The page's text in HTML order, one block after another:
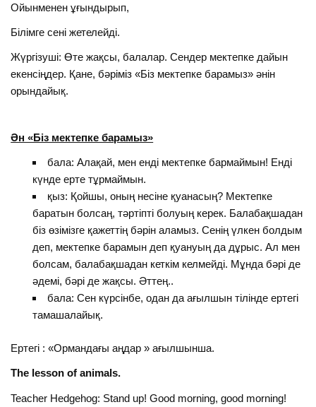
Ойынменен ұғындырып,
Білімге сені жетелейді.
Жүргізуші: Өте жақсы, балалар. Сендер мектепке дайын
екенсіңдер. Қане, бәріміз «Біз мектепке барамыз» әнін
орындайық.
Ән «Біз мектепке барамыз»
бала: Алақай, мен енді мектепке бармаймын! Енді
күнде ерте тұрмаймын.
қыз: Қойшы, оның несіне қуанасың? Мектепке
баратын болсаң, тәртіпті болуың керек. Балабақшадан
біз өзімізге қажеттің бәрін аламыз. Сенің үлкен болдым
деп, мектепке барамын деп қуануың да дұрыс. Ал мен
болсам, балабақшадан кеткім келмейді. Мұнда бәрі де
әдемі, бәрі де жақсы. Әттең..
бала: Сен күрсінбе, одан да ағылшын тілінде ертегі
тамашалайық.
Ертегі : «Ормандағы аңдар » ағылшынша.
The lesson of animals.
Teacher Hedgehog: Stand up! Good morning, good morning!